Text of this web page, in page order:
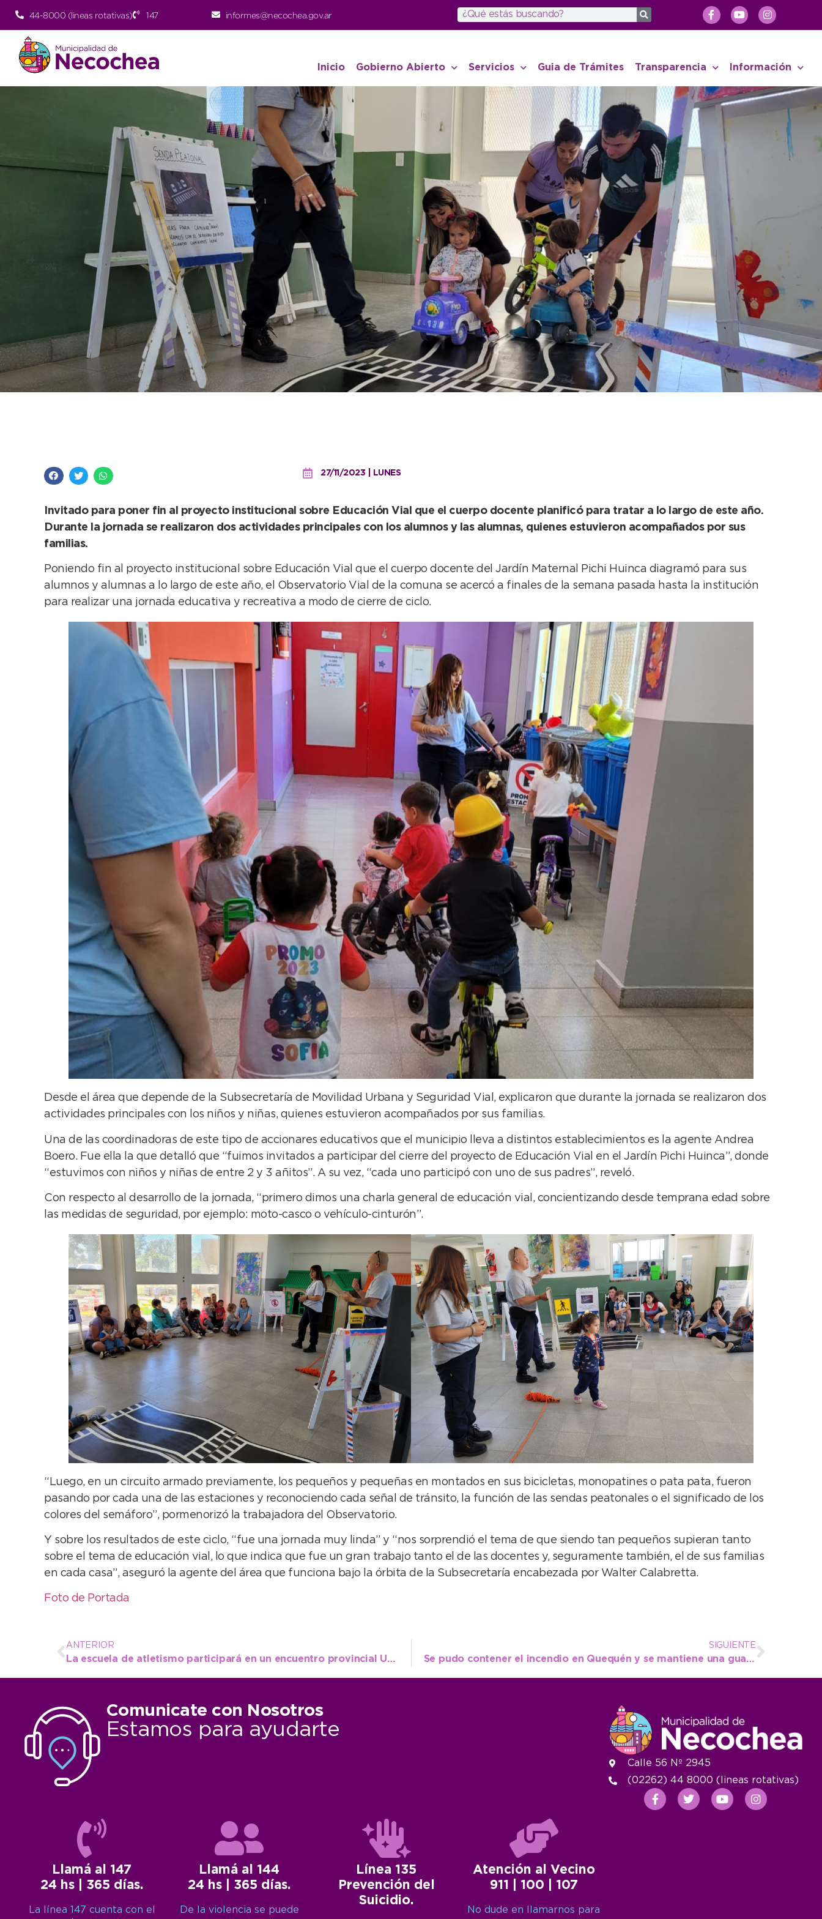
44-8000 (lineas rotativas) 147 informes@necochea.gov.ar
Inicio Gobierno Abierto Servicios Guia de Trámites Transparencia Información
27/11/2023 | LUNES
Invitado para poner fin al proyecto institucional sobre Educación Vial que el cuerpo docente planificó para tratar a lo largo de este año.
Durante la jornada se realizaron dos actividades principales con los alumnos y las alumnas, quienes estuvieron acompañados por sus
familias.
Poniendo fin al proyecto institucional sobre Educación Vial que el cuerpo docente del Jardín Maternal Pichi Huinca diagramó para sus
alumnos y alumnas a lo largo de este año, el Observatorio Vial de la comuna se acercó a finales de la semana pasada hasta la institución
para realizar una jornada educativa y recreativa a modo de cierre de ciclo.
Desde el área que depende de la Subsecretaría de Movilidad Urbana y Seguridad Vial, explicaron que durante la jornada se realizaron dos
actividades principales con los niños y niñas, quienes estuvieron acompañados por sus familias.
Una de las coordinadoras de este tipo de accionares educativos que el municipio lleva a distintos establecimientos es la agente Andrea
Boero. Fue ella la que detalló que “fuimos invitados a participar del cierre del proyecto de Educación Vial en el Jardín Pichi Huinca”, donde
“estuvimos con niños y niñas de entre 2 y 3 añitos”. A su vez, “cada uno participó con uno de sus padres”, reveló.
Con respecto al desarrollo de la jornada, “primero dimos una charla general de educación vial, concientizando desde temprana edad sobre
las medidas de seguridad, por ejemplo: moto-casco o vehículo-cinturón”.
“Luego, en un circuito armado previamente, los pequeños y pequeñas en montados en sus bicicletas, monopatines o pata pata, fueron
pasando por cada una de las estaciones y reconociendo cada señal de tránsito, la función de las sendas peatonales o el significado de los
colores del semáforo”, pormenorizó la trabajadora del Observatorio.
Y sobre los resultados de este ciclo, “fue una jornada muy linda” y “nos sorprendió el tema de que siendo tan pequeños supieran tanto
sobre el tema de educación vial, lo que indica que fue un gran trabajo tanto el de las docentes y, seguramente también, el de sus familias
en cada casa”, aseguró la agente del área que funciona bajo la órbita de la Subsecretaría encabezada por Walter Calabretta.
Foto de Portada
ANTERIOR
La escuela de atletismo participará en un encuentro provincial U12-U14 en San Cayetano
SIGUIENTE
Se pudo contener el incendio en Quequén y se mantiene una guardia de cenizas permanente
Comunicate con Nosotros
Estamos para ayudarte
Llamá al 147
24 hs | 365 días.
La línea 147 cuenta con el
Llamá al 144
24 hs | 365 días.
De la violencia se puede
Línea 135
Prevención del
Suicidio.
Atención al Vecino
911 | 100 | 107
No dude en llamarnos para
Calle 56 Nº 2945
(02262) 44 8000 (lineas rotativas)